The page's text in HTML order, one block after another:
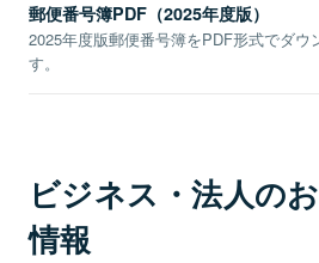
郵便番号簿PDF（2025年度版）
2025年度版郵便番号簿をPDF形式でダウ
す。
ビジネス・法人の
情報